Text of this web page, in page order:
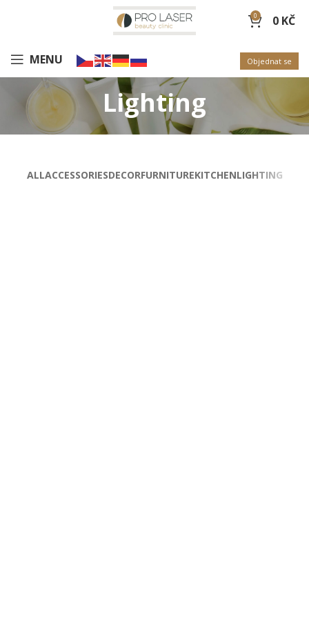
0 0 KČ
MENU Objednat se
Lighting
ALLACCESSORIESDECORFURNITUREKITCHENLIGHTING